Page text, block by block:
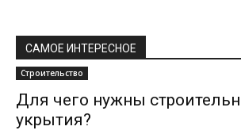
САМОЕ ИНТЕРЕСНОЕ
Строительство
Для чего нужны
укрытия?